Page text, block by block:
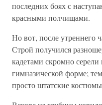
последних боях с
красными полчищами.
Но вот, после утреннего
Строй получился
кадетами скромно
гимназической форме;
просто штатские